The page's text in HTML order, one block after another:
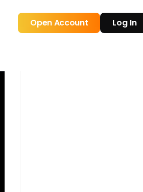
Open Account Log In